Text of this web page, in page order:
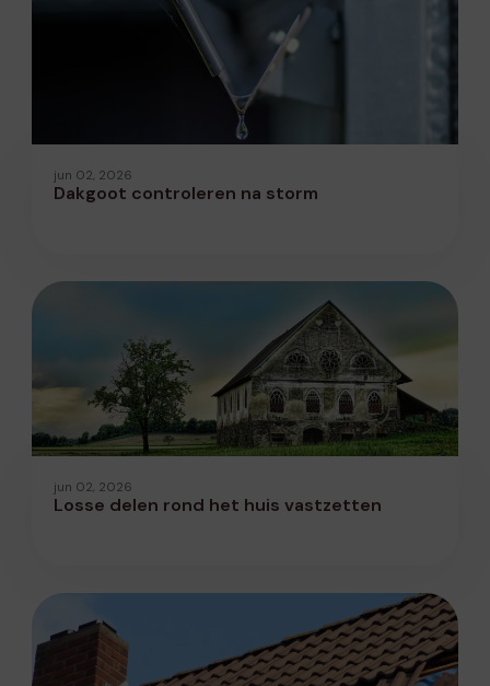
jun 02, 2026
Dakgoot controleren na storm
jun 02, 2026
Losse delen rond het huis vastzetten